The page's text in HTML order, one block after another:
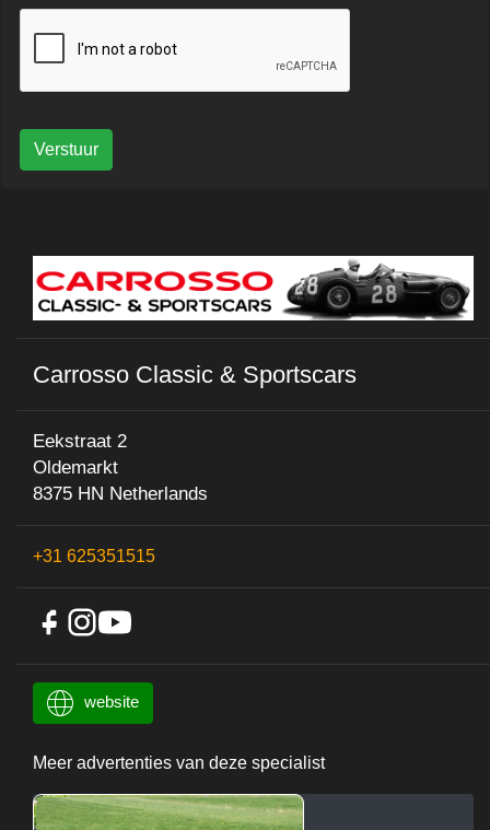
Verstuur
Carrosso Classic & Sportscars
Eekstraat 2
Oldemarkt
8375 HN Netherlands
+31 625351515
website
Meer advertenties van deze specialist